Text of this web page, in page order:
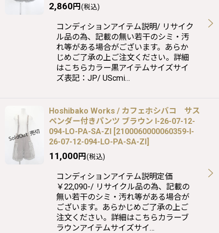
2,860円(税込)
コンディションアイテム説明/ リサイク
ル品の為、記載の無い若干のシミ・汚
れ等がある場合がございます。あらか
じめご了承の上ご注文ください。詳細
はこちらカラー黒アイテムサイズサイ
ズ表記：JP/ UScmi…
Hoshibako Works / カフェホシバコ サス
ペンダー付きパンツ ブラウン I-26-07-12-
094-LO-PA-SA-ZI [2100060000060359-I-
26-07-12-094-LO-PA-SA-ZI]
11,000円(税込)
コンディションアイテム説明定価
￥22,090-/ リサイクル品の為、記載の
無い若干のシミ・汚れ等がある場合が
ございます。あらかじめご了承の上ご
注文ください。詳細はこちらカラーブ
ラウンアイテムサイズサイ…